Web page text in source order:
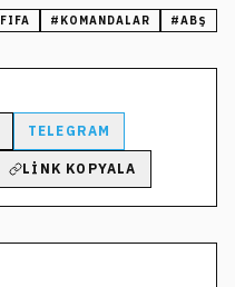
FIFA # KOMANDALAR #ABŞ
TELEGRAM
LINK KOPYALA